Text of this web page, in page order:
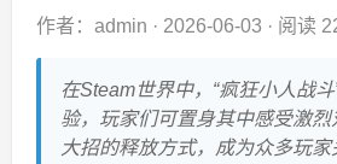
作者：admin · 2026-06-03 · 阅读
在Steam世界中，“疯狂小人战
验，玩家们可置身其中感受激
大招的释放方式，成为众多玩